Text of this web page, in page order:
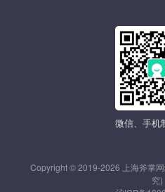
微信、手机
Copyright © 2019-2026 上海斧掌
究)